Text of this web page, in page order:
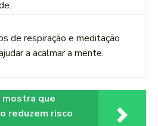
de respiração e meditação
a acalmar a mente.
que
reduzem risco